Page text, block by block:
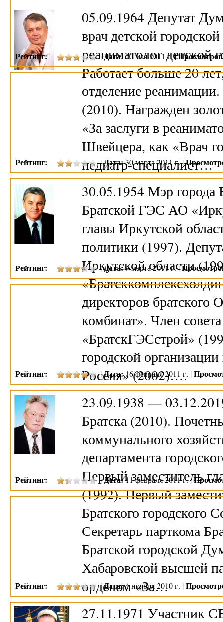
05.09.1964 Депутат
врач детской
реаниматолог детской
Работает больше 20
отделение
(2010). Награжден
«За заслуги в
Швейцера, как «Врач
педиатр-специалист…
30.05.1954 Мэр города
Братской ГЭС АО
главы Иркутской
политики (1997).
Иркутской области
директоров
комбинат». Член
«БратскГЭСстрой»
городской
Россия» (2002)….
23.09.1938 —
Братска (2010).
коммунального
департамента
Первый заместитель
(1992). Первый
Братского городского
Секретарь парткома
Братской городской
Хабаровской высшей
орденом «За…
27.11.1971 Участник
Рейтинг: |Дата:20 мая 2011 г. |
Рейтинг: |Дата:30 марта 2011 г. |
Рейтинг: |Дата:9 марта 2011 г. |
Рейтинг: |Дата:16 февраля 2011 г. |
Рейтинг: |Дата:11 февраля 2011 г. |
Рейтинг: |Дата:4 ноября 2010 г. |